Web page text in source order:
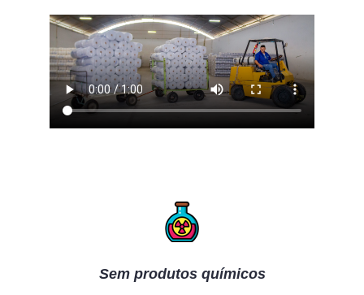
Sem produtos químicos